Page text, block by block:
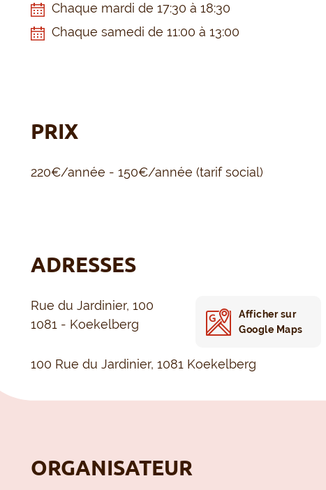
Chaque mardi de 17:30 à 18:30
Chaque samedi de 11:00 à 13:00
PRIX
220€/année - 150€/année (tarif social)
ADRESSES
Rue du Jardinier, 100
1081 - Koekelberg
Afficher sur
Google Maps
100 Rue du Jardinier, 1081 Koekelberg
ORGANISATEUR